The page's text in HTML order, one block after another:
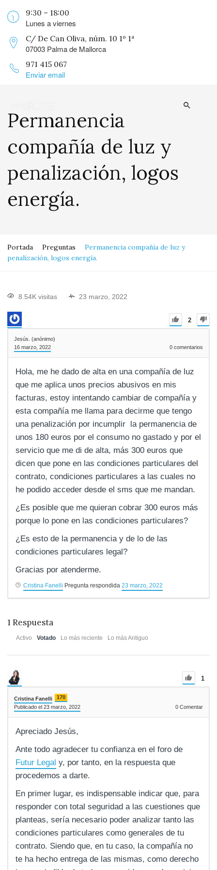
9:30 – 18:00
Lunes a viernes
C/ De Can Oliva, núm. 10 1º 1ª
07003 Palma de Mallorca
971 415 067
Enviar email
Permanencia
compañía de luz y
penalización, logos
energía.
Portada Preguntas
Permanencia compañía de luz y
penalización, logos energía.
8.54K visitas 23 marzo, 2022
2
Jesús. (anónimo)
16 marzo, 2022
0 comentarios
Hola, me he dado de alta en una compañía de luz
que me aplica unos precios abusivos en mis
facturas, estoy intentando cambiar de compañía y
esta compañía me llama para decirme que tengo
una penalización por incumplir la permanencia de
unos 180 euros por el consumo no gastado y por el
servicio que me di de alta, más 300 euros que
dicen que pone en las condiciones particulares del
contrato, condiciones particulares a las cuales no
he podido acceder desde el sms que me mandan.
¿Es posible que me quieran cobrar 300 euros más
porque lo pone en las condiciones particulares?
¿Es esto de la permanencia y de lo de las
condiciones particulares legal?
Gracias por atenderme.
Cristina Fanelli Pregunta respondida 23 marzo, 2022
1 Respuesta
Activo Votado Lo más reciente Lo más Antiguo
1
Cristina Fanelli
170
Publicado el 23 marzo, 2022
0 Comentar
Apreciado Jesús,
Ante todo agradecer tu confianza en el foro de
Futur Legal y, por tanto, en la respuesta que
procedemos a darte.
En primer lugar, es indispensable indicar que, para
responder con total seguridad a las cuestiones que
planteas, sería necesario poder analizar tanto las
condiciones particulares como generales de tu
contrato. Siendo que, en tu caso, la compañía no
te ha hecho entrega de las mismas, como derecho